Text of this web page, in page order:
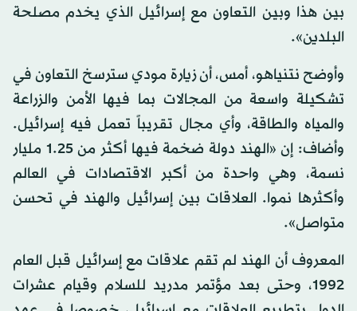
بين هذا وبين التعاون مع إسرائيل الذي يخدم مصلحة
البلدين».
وأوضح نتنياهو، أمس، أن زيارة مودي سترسخ التعاون في
تشكيلة واسعة من المجالات بما فيها الأمن والزراعة
والمياه والطاقة، وأي مجال تقريباً تعمل فيه إسرائيل.
وأضاف: إن «الهند دولة ضخمة فيها أكثر من 1.25 مليار
نسمة، وهي واحدة من أكبر الاقتصادات في العالم
وأكثرها نموا. العلاقات بين إسرائيل والهند في تحسن
متواصل».
المعروف أن الهند لم تقم علاقات مع إسرائيل قبل العام
1992، وحتى بعد مؤتمر مدريد للسلام وقيام عشرات